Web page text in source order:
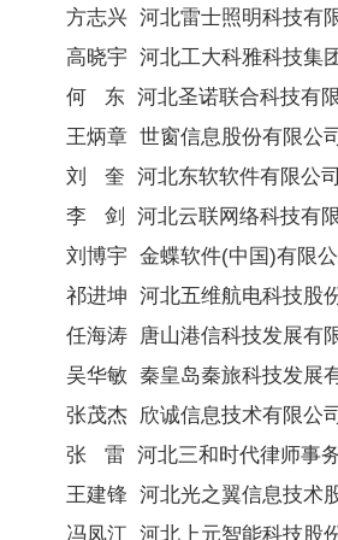
方志兴 河北雷士照明科技有
高晓宇
河北工大科雅科技集
何 东 河北圣诺联合科技有
王炳章 世窗信息股份有限公
刘 奎 河北东软软件有限公
李 剑 河北云联网络科技有
刘博宇 金蝶软件(中国)有限
祁进坤 河北五维航电科技股
任海涛 唐山港信科技发展有
吴华敏 秦皇岛秦旅科技发展
张茂杰 欣诚信息技术有限公
张 雷 河北三和时代律师事
王建锋 河北光之翼信息技术
冯凤江 河北上元智能科技股